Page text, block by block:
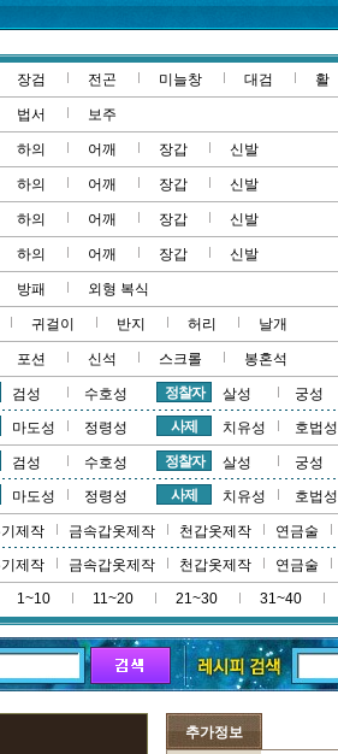
장검 전곤 미늘창 대검 활
법서 보주
하의 어깨 장갑 신발
하의 어깨 장갑 신발
하의 어깨 장갑 신발
하의 어깨 장갑 신발
방패 외형 복식
귀걸이 반지 허리 날개
포션 신석 스크롤 봉혼석
검성 수호성 정찰자 살성
궁성
마도성 정령성 사제 치유성 호법성
검성 수호성 정찰자 살성
궁성
마도성 정령성 사제 치유성 호법성
제작 금속갑옷제작 천갑옷제작 연금술
제작 금속갑옷제작 천갑옷제작 연금술
1~10 11~20 21~30 31~40
추가정보